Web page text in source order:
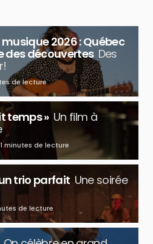
2026 : Québec
des découvertes Des
de lecture
temps » Un film à
1 minutes de lecture
trio parfait Une soirée
de lecture